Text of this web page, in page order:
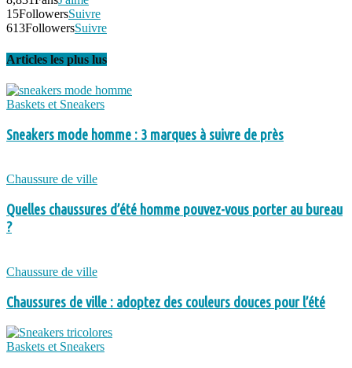
15FollowersSuivre
613FollowersSuivre
Articles les plus lus
Baskets et Sneakers
Sneakers mode homme : 3 marques à suivre de près
Chaussure de ville
Quelles chaussures d’été homme pouvez-vous porter au bureau
?
Chaussure de ville
Chaussures de ville : adoptez des couleurs douces pour l’été
Baskets et Sneakers